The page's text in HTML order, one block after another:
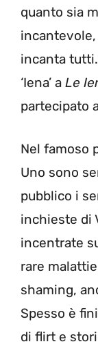
quanto sia
incanta
‘Iena’ a Le
partecipato
Nel famoso
Uno sono
pubblico i
inchieste di
incentrate
rare
shaming,
Spesso è
di flirt e